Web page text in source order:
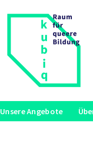
Unsere Angebote